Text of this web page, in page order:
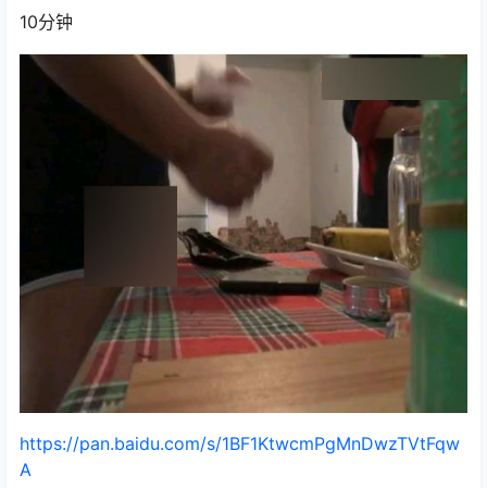
10分钟
https://pan.baidu.com/s/1BF1KtwcmPgMnDwzTVtFqw
A